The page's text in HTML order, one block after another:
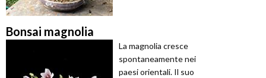
Bonsai magnolia
La magnolia cresce
spontaneamente nei
paesi orientali. Il suo